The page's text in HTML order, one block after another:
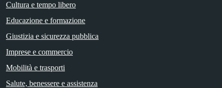
Cultura e tempo libero
Educazione e formazione
Giustizia e sicurezza pubblica
Imprese e commercio
Mobilità e trasporti
Salute, benessere e assistenza